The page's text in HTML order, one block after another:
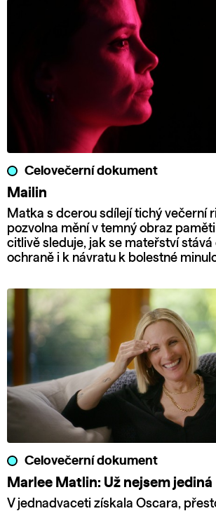
Celovečerní dokument
Mailin
Matka s dcerou sdílejí tichý večerní
pozvolna mění v temný obraz
citlivě sleduje, jak se mateřství stává
ochraně i k návratu k bolestné
Celovečerní dokument
Marlee Matlin: Už nejsem jediná
V jednadvaceti získala Oscara,